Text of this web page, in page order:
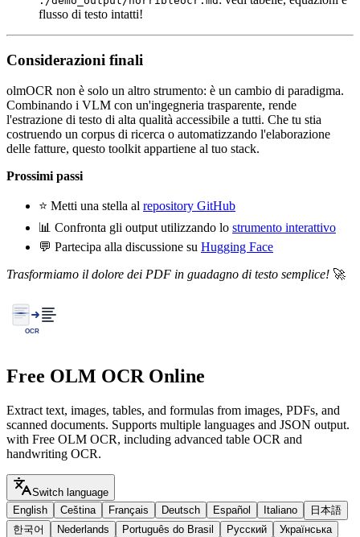
flusso di testo intatti!
Considerazioni finali
olmOCR non è solo un altro strumento: è un cambio di paradigma.
Combinando i VLM con un'ingegneria trasparente, rende
l'estrazione di testo di alta qualità accessibile a tutti. Che tu stia
costruendo un corpus di ricerca o automatizzando l'elaborazione
delle fatture, questo toolkit appartiene al tuo stack.
Prossimi passi
⭐ Metti una stella al repository GitHub
📊 Confronta gli output utilizzando lo strumento interattivo
💬 Partecipa alla discussione su Hugging Face
Trasformiamo il dolore dei PDF in guadagno di testo semplice! 🚀
Free OLM OCR Online
Extract text, images, tables, and formulas from images, PDFs, and
scanned documents. Supports multiple languages and JSON output.
with Free OLM OCR, including advanced table OCR and
handwriting OCR.
Switch language
English
Ceština Français Deutsch Español Italiano
日本語
한국어
Nederlands Português do Brasil Русский Українська